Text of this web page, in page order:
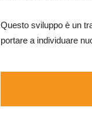
Questo sviluppo è un
portare a individuare